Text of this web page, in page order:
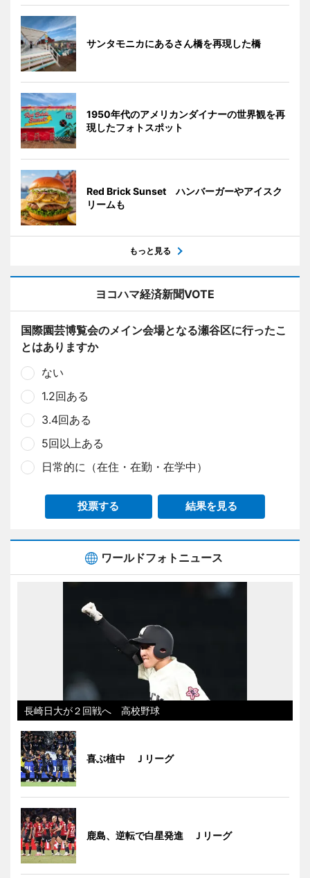
サンタモニカにあるさん橋を再現した橋
1950年代のアメリカンダイナーの世界観を再
現したフォトスポット
Red Brick Sunset ハンバーガーやアイスク
リームも
もっと見る
ヨコハマ経済新聞VOTE
国際園芸博覧会のメイン会場となる瀬谷区に行ったこ
とはありますか
ない
1.2回ある
3.4回ある
5回以上ある
日常的に（在住・在勤・在学中）
投票する 結果を見る
ワールドフォトニュース
長崎日大が２回戦へ 高校野球
喜ぶ植中 Ｊリーグ
鹿島、逆転で白星発進 Ｊリーグ